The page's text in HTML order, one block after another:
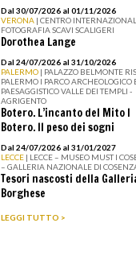
Dal 30/07/2026 al 01/11/2026
VERONA | CENTRO
FOTOGRAFIA SCAVI SCALIGERI
Dorothea Lange
Dal 24/07/2026 al 31/10/2026
PALERMO | PALAZZO BELMONTE
PALERMO I PARCO ARCHEOLOGICO
PAESAGGISTICO VALLE DEI TEMPLI -
AGRIGENTO
Botero. L’incanto del Mito I
Botero. Il peso dei sogni
Dal 24/07/2026 al 31/01/2027
LECCE | LECCE – MUSEO MUST I
– GALLERIA NAZIONALE DI
Tesori nascosti della
Borghese
LEGGI TUTTO >